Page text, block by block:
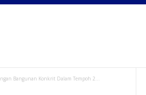
Bangunan Konkrit Dalam Tempoh 2...